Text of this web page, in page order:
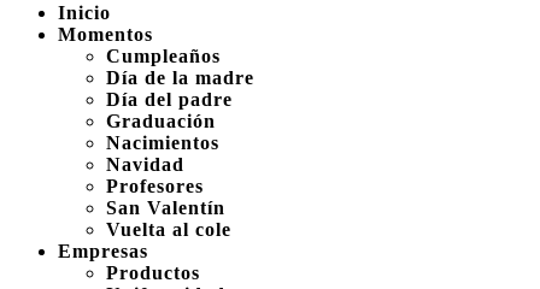
Inicio
Momentos
Cumpleaños
Día de la madre
Día del padre
Graduación
Nacimientos
Navidad
Profesores
San Valentín
Vuelta al cole
Empresas
Productos